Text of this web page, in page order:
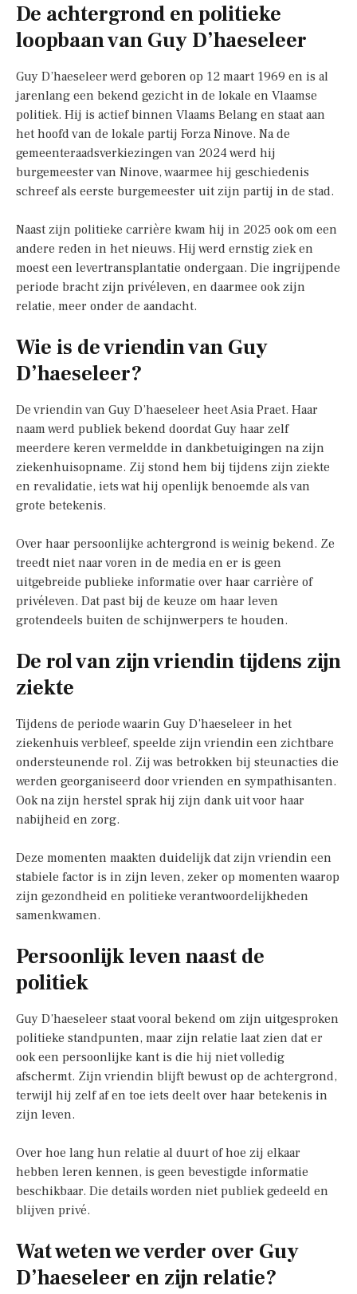
De achtergrond en politieke
loopbaan van Guy D’haeseleer
Guy D’haeseleer werd geboren op 12 maart 1969 en is al
jarenlang een bekend gezicht in de lokale en Vlaamse
politiek. Hij is actief binnen Vlaams Belang en staat aan
het hoofd van de lokale partij Forza Ninove. Na de
gemeenteraadsverkiezingen van 2024 werd hij
burgemeester van Ninove, waarmee hij geschiedenis
schreef als eerste burgemeester uit zijn partij in de stad.
Naast zijn politieke carrière kwam hij in 2025 ook om een
andere reden in het nieuws. Hij werd ernstig ziek en
moest een levertransplantatie ondergaan. Die ingrijpende
periode bracht zijn privéleven, en daarmee ook zijn
relatie, meer onder de aandacht.
Wie is de vriendin van Guy
D’haeseleer?
De vriendin van Guy D’haeseleer heet Asia Praet. Haar
naam werd publiek bekend doordat Guy haar zelf
meerdere keren vermeldde in dankbetuigingen na zijn
ziekenhuisopname. Zij stond hem bij tijdens zijn ziekte
en revalidatie, iets wat hij openlijk benoemde als van
grote betekenis.
Over haar persoonlijke achtergrond is weinig bekend. Ze
treedt niet naar voren in de media en er is geen
uitgebreide publieke informatie over haar carrière of
privéleven. Dat past bij de keuze om haar leven
grotendeels buiten de schijnwerpers te houden.
De rol van zijn vriendin tijdens zijn
ziekte
Tijdens de periode waarin Guy D’haeseleer in het
ziekenhuis verbleef, speelde zijn vriendin een zichtbare
ondersteunende rol. Zij was betrokken bij steunacties die
werden georganiseerd door vrienden en sympathisanten.
Ook na zijn herstel sprak hij zijn dank uit voor haar
nabijheid en zorg.
Deze momenten maakten duidelijk dat zijn vriendin een
stabiele factor is in zijn leven, zeker op momenten waarop
zijn gezondheid en politieke verantwoordelijkheden
samenkwamen.
Persoonlijk leven naast de
politiek
Guy D’haeseleer staat vooral bekend om zijn uitgesproken
politieke standpunten, maar zijn relatie laat zien dat er
ook een persoonlijke kant is die hij niet volledig
afschermt. Zijn vriendin blijft bewust op de achtergrond,
terwijl hij zelf af en toe iets deelt over haar betekenis in
zijn leven.
Over hoe lang hun relatie al duurt of hoe zij elkaar
hebben leren kennen, is geen bevestigde informatie
beschikbaar. Die details worden niet publiek gedeeld en
blijven privé.
Wat weten we verder over Guy
D’haeseleer en zijn relatie?